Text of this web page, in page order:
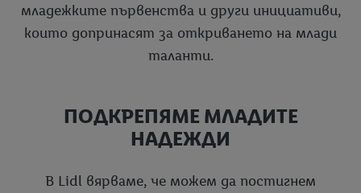
младежките първенства и други инициативи,
които допринасят за откриването на млади
таланти.
ПОДКРЕПЯМЕ МЛАДИТЕ
НАДЕЖДИ
В Lidl вярваме, че можем да постигнем